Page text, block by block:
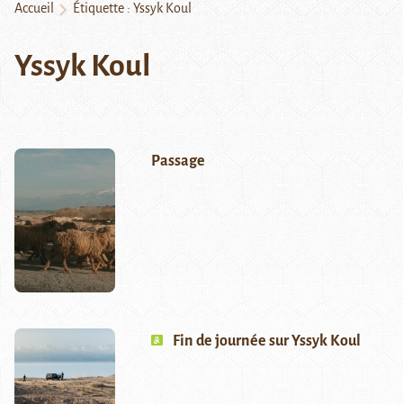
Accueil Étiquette : Yssyk Koul
Yssyk Koul
Passage
Fin de journée sur Yssyk Koul